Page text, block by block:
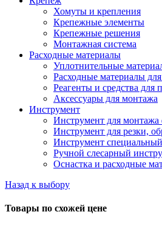
Хомуты и крепления
Крепежные элементы
Крепежные решения
Монтажная система
Расходные материалы
Уплотнительные
Расходные материалы
Реагенты и средства для
Аксессуары для монтажа
Инструмент
Инструмент для монтажа
Инструмент для резки,
Инструмент специальный
Ручной слесарный
Оснастка и расходные
Назад к выбору
Товары по схожей цене